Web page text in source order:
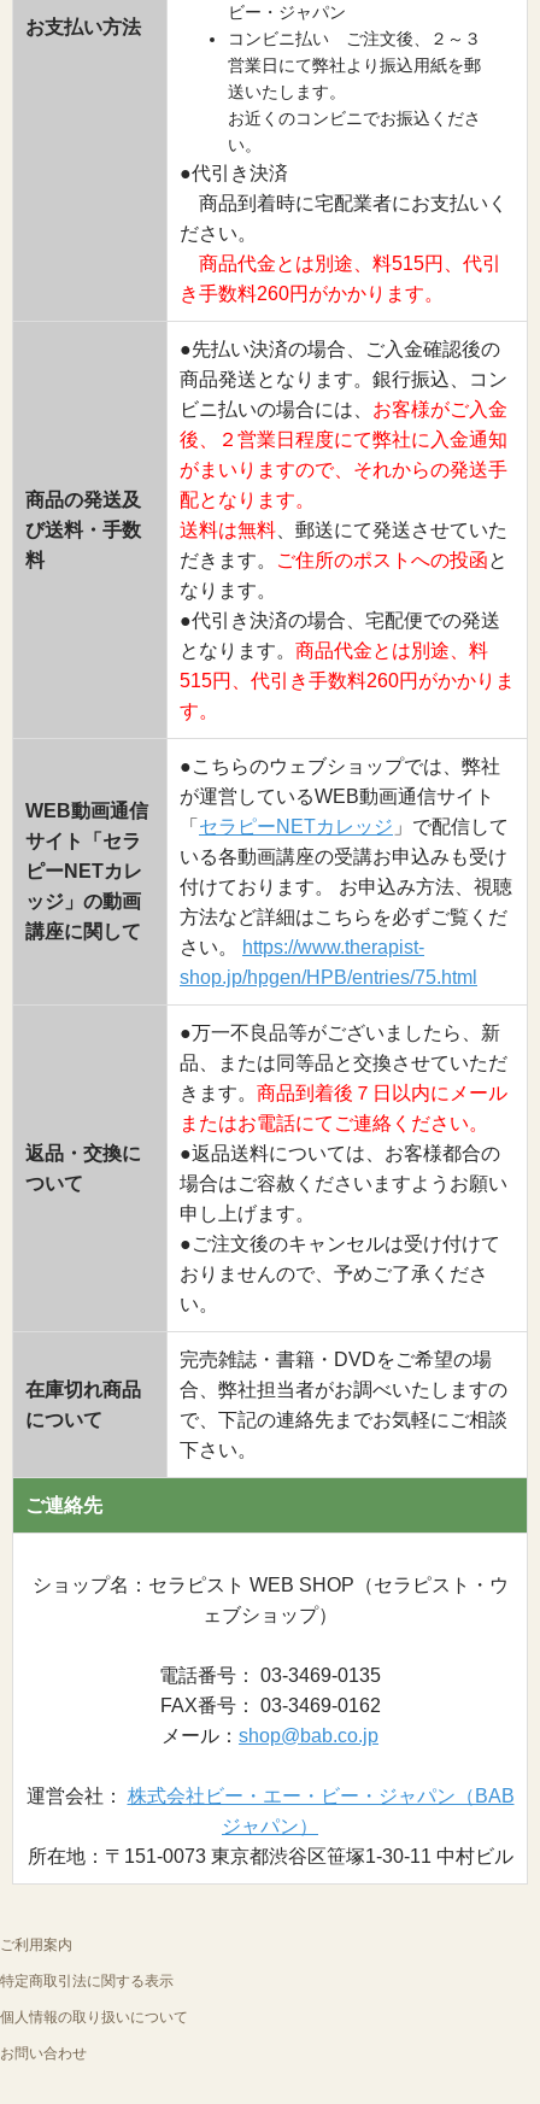
お支払い方法
ビー・ジャパン
コンビニ払い ご注文後、２～３
営業日にて弊社より振込用紙を郵
送いたします。
お近くのコンビニでお振込くださ
い。
●代引き決済
商品到着時に宅配業者にお支払いく
ださい。
商品代金とは別途、料515円、代引
き手数料260円がかかります。
商品の発送及
び送料・手数
料
●先払い決済の場合、ご入金確認後の
商品発送となります。銀行振込、コン
ビニ払いの場合には、 お客様がご入金
後、２営業日程度にて弊社に入金通知
がまいりますので、それからの発送手
配となります。
送料は無料 、郵送にて発送させていた
だきます。
ご住所のポストへの投函と
なります。
●代引き決済の場合、宅配便での発送
となります。 商品代金とは別途、料
515円、代引き手数料260円がかかりま
す。
WEB動画通信
サイト「セラ
ピーNETカレ
ッジ」の動画
講座に関して
●こちらのウェブショップでは、弊社
が運営しているWEB動画通信サイト
「 セラピーNETカレッジ 」で配信して
いる各動画講座の受講お申込みも受け
付けております。 お申込み方法、視聴
方法など詳細はこちらを必ずご覧くだ
さい。
https://www.therapist-
shop.jp/hpgen/HPB/entries/75.html
返品・交換に
ついて
●万一不良品等がございましたら、新
品、または同等品と交換させていただ
きます。 商品到着後７日以内にメール
またはお電話にてご連絡ください。
●返品送料については、お客様都合の
場合はご容赦くださいますようお願い
申し上げます。
●ご注文後のキャンセルは受け付けて
おりませんので、予めご了承くださ
い。
在庫切れ商品
について
完売雑誌・書籍・DVDをご希望の場
合、弊社担当者がお調べいたしますの
で、下記の連絡先までお気軽にご相談
下さい。
ご連絡先
ショップ名：セラピスト WEB SHOP（セラピスト・ウ
ェブショップ）
電話番号： 03-3469-0135
FAX番号： 03-3469-0162
メール： shop@bab.co.jp
運営会社： 株式会社ビー・エー・ビー・ジャパン（BAB
ジャパン）
所在地：〒151-0073 東京都渋谷区笹塚1-30-11 中村ビル
ご利用案内
特定商取引法に関する表示
個人情報の取り扱いについて
お問い合わせ